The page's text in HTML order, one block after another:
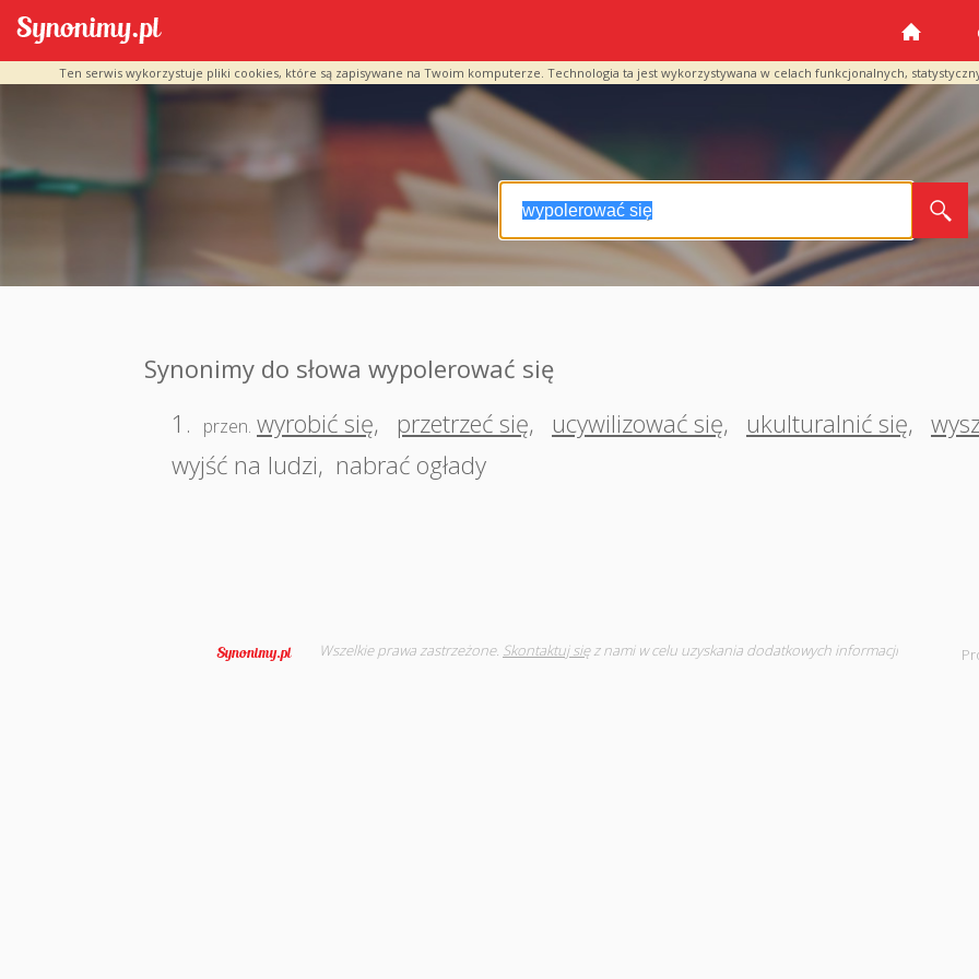
Ten serwis wykorzystuje pliki cookies, które są zapisywane na Twoim komputerze. Technologia ta jest wykorzystywana w celach funkcjonalnych,
Synonimy do słowa wypolerować się
1.
przen. wyrobić się, przetrzeć się, ucywilizować się, ukulturalnić się,
wyjść na ludzi, nabrać ogłady
Wszelkie prawa zastrzeżone. Skontaktuj sięz nami w celu uzyskania dodatkowych informacji